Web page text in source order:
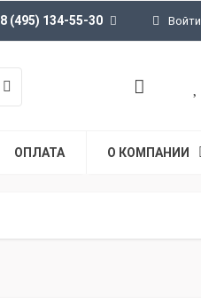
8 (495) 134-55-30 Войти
ОПЛАТА О КОМПАНИИ